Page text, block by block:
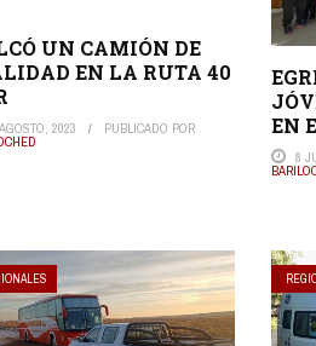
UN CAMIÓN DE
EN LA RUTA 40
2023 PUBLICADO POR
EN
8